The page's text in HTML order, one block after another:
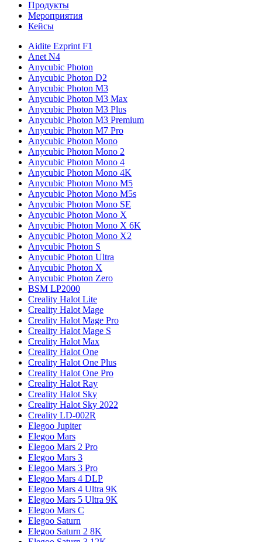
Продукты
Мероприятия
Кейсы
Aidite Ezprint F1
Anet N4
Anycubic Photon
Anycubic Photon D2
Anycubic Photon M3
Anycubic Photon M3 Max
Anycubic Photon M3 Plus
Anycubic Photon M3 Premium
Anycubic Photon M7 Pro
Anycubic Photon Mono
Anycubic Photon Mono 2
Anycubic Photon Mono 4
Anycubic Photon Mono 4K
Anycubic Photon Mono M5
Anycubic Photon Mono M5s
Anycubic Photon Mono SE
Anycubic Photon Mono X
Anycubic Photon Mono X 6K
Anycubic Photon Mono X2
Anycubic Photon S
Anycubic Photon Ultra
Anycubic Photon X
Anycubic Photon Zero
BSM LP2000
Creality Halot Lite
Creality Halot Mage
Creality Halot Mage Pro
Creality Halot Mage S
Creality Halot Max
Creality Halot One
Creality Halot One Plus
Creality Halot One Pro
Creality Halot Ray
Creality Halot Sky
Creality Halot Sky 2022
Creality LD-002R
Elegoo Jupiter
Elegoo Mars
Elegoo Mars 2 Pro
Elegoo Mars 3
Elegoo Mars 3 Pro
Elegoo Mars 4 DLP
Elegoo Mars 4 Ultra 9K
Elegoo Mars 5 Ultra 9K
Elegoo Mars C
Elegoo Saturn
Elegoo Saturn 2 8K